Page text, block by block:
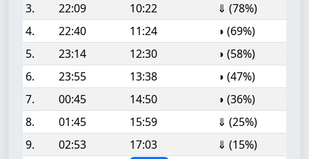
3.
22:09 10:22
⇓ (78%)
4.
22:40 11:24
◑ (69%)
5.
23:14 12:30
◑ (58%)
6.
23:55 13:38
◑ (47%)
7.
00:45 14:50
◑ (36%)
8.
01:45 15:59
⇓ (25%)
9.
02:53 17:03
⇓ (15%)